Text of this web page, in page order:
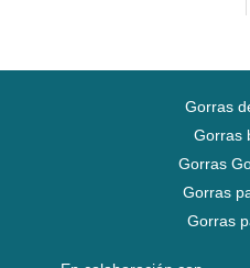
Gorras
Gorras
Gorras
Gorras
Gorras